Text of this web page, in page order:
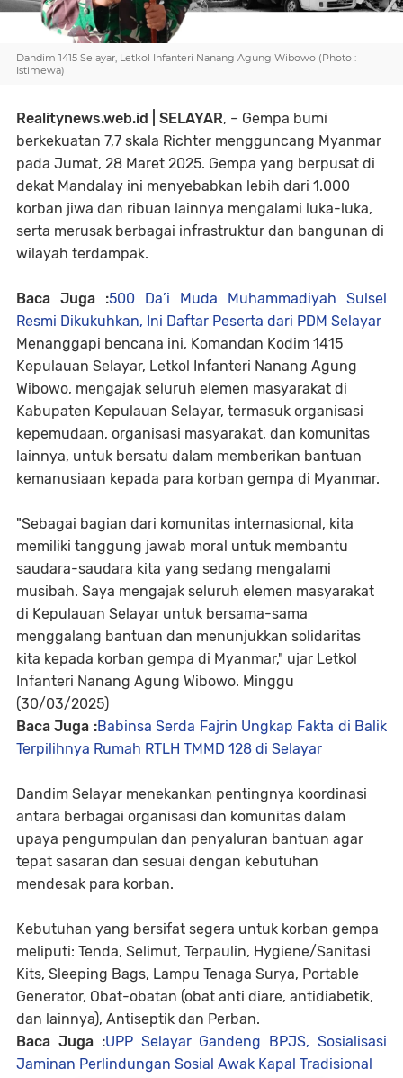
Dandim 1415 Selayar, Letkol Infanteri Nanang Agung Wibowo (Photo :
Istimewa)
Realitynews.web.id | SELAYAR, – Gempa bumi
berkekuatan 7,7 skala Richter mengguncang Myanmar
pada Jumat, 28 Maret 2025. Gempa yang berpusat di
dekat Mandalay ini menyebabkan lebih dari 1.000
korban jiwa dan ribuan lainnya mengalami luka-luka,
serta merusak berbagai infrastruktur dan bangunan di
wilayah terdampak.
Baca Juga :500 Da’i Muda Muhammadiyah Sulsel
Resmi Dikukuhkan, Ini Daftar Peserta dari PDM Selayar
Menanggapi bencana ini, Komandan Kodim 1415
Kepulauan Selayar, Letkol Infanteri Nanang Agung
Wibowo, mengajak seluruh elemen masyarakat di
Kabupaten Kepulauan Selayar, termasuk organisasi
kepemudaan, organisasi masyarakat, dan komunitas
lainnya, untuk bersatu dalam memberikan bantuan
kemanusiaan kepada para korban gempa di Myanmar.
"Sebagai bagian dari komunitas internasional, kita
memiliki tanggung jawab moral untuk membantu
saudara-saudara kita yang sedang mengalami
musibah. Saya mengajak seluruh elemen masyarakat
di Kepulauan Selayar untuk bersama-sama
menggalang bantuan dan menunjukkan solidaritas
kita kepada korban gempa di Myanmar," ujar Letkol
Infanteri Nanang Agung Wibowo. Minggu
(30/03/2025)
Baca Juga :Babinsa Serda Fajrin Ungkap Fakta di Balik
Terpilihnya Rumah RTLH TMMD 128 di Selayar
Dandim Selayar menekankan pentingnya koordinasi
antara berbagai organisasi dan komunitas dalam
upaya pengumpulan dan penyaluran bantuan agar
tepat sasaran dan sesuai dengan kebutuhan
mendesak para korban.
Kebutuhan yang bersifat segera untuk korban gempa
meliputi: Tenda, Selimut, Terpaulin, Hygiene/Sanitasi
Kits, Sleeping Bags, Lampu Tenaga Surya, Portable
Generator, Obat-obatan (obat anti diare, antidiabetik,
dan lainnya), Antiseptik dan Perban.
Baca Juga :UPP Selayar Gandeng BPJS, Sosialisasi
Jaminan Perlindungan Sosial Awak Kapal Tradisional